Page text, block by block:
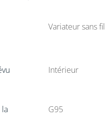
Variateur sans fil
Intérieur
G95